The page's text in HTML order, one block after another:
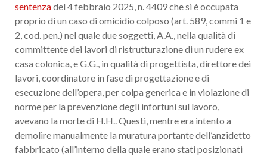
sentenzadel 4 febbraio 2025, n. 4409 che si è occupata
proprio di un caso di omicidio colposo (art. 589, commi 1 e
2, cod. pen.) nel quale due soggetti, A.A., nella qualità di
committente dei lavori di ristrutturazione di un rudere ex
casa colonica, e G.G., in qualità di progettista, direttore dei
lavori, coordinatore in fase di progettazione e di
esecuzione dell’opera, per colpa generica e in violazione di
norme per la prevenzione degli infortuni sul lavoro,
avevano la morte di H.H.. Questi, mentre era intento a
demolire manualmente la muratura portante dell’anzidetto
fabbricato (all’interno della quale erano stati posizionati